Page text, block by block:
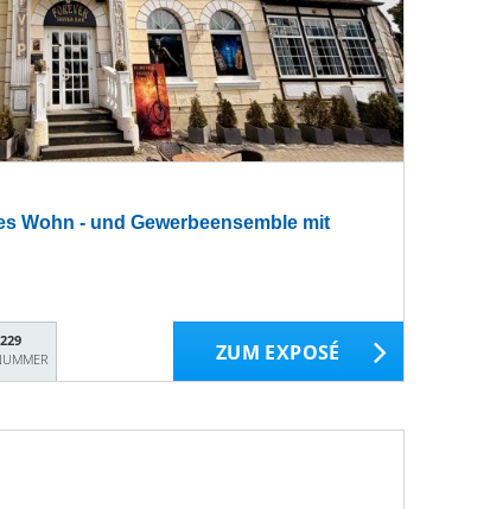
Wohn - und Gewerbeensemble mit
ZUM EXPOSÉ